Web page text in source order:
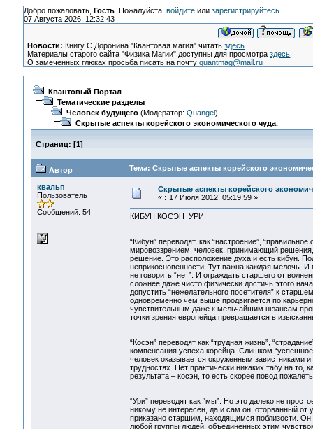
Добро пожаловать, Гость. Пожалуйста, войдитеили зарегистрируйтесь.
07 Августа 2026, 12:32:43
Новости: Книгу С.Доронина "Квантовая магия" читатьздесь
Материалы старого сайта "Физика Магии" доступны для просмотраздесь
О замеченных глюках просьба писать на почтуquantmag@mail.ru
Квантовый Портал
Тематические разделы
Человек будущего(Модератор: Quangel)
Скрытые аспекты корейского экономического чуда.
Страниц: [1]
Автор Тема: Скрытые аспекты корейского
квальп
Пользователь
Сообщений: 54
Скрытые аспекты корейского
« : 17 Июля 2012, 05:19:59 »
КИБУН КОСЭН УРИ
“Кибун” переводят, как “настроение”,
мировоззрением, человек, принимающий
решение. Это расположение духа и есть кибун.
неприкосновенности. Тут важна каждая мелочь. И
не говорить “нет”. И ограждать старшего от
сложнее даже чисто физически достичь этого
допустить “нежелательного посетителя” к
одновременно чем выше продвигается по
чувствительным даже к мельчайшим нюансам
точки зрения европейца превращается в
“Косэн” переводят как “трудная жизнь”,
компенсация успеха корейца. Слишком
человек оказывается окруженным завистниками
трудностях. Нет практически никаких табу на то,
результата – косэн, то есть скорее повод
“Ури” переводят как “мы”. Но это далеко не
никому не интересен, да и сам он, оторванный
приказано старшим, находящимся поблизости. Он
любой группы людей, объединенных этим